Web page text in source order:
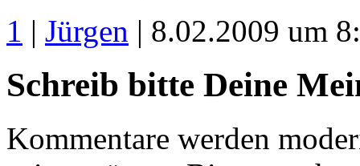
1 | Jürgen | 8.02.2009 um
Schreib bitte Deine
Kommentare werden